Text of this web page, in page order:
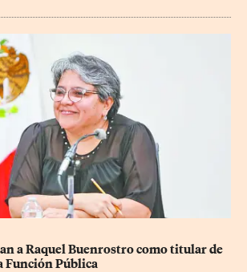
a Raquel Buenrostro como titular de
Función Pública